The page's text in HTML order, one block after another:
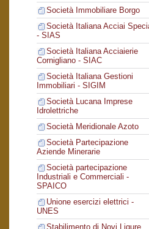
Società Immobiliare Borgo
Società Italiana Acciai
- SIAS
Società Italiana Acciaierie
Cornigliano - SIAC
Società Italiana Gestioni
Immobiliari - SIGIM
Società Lucana Imprese
Idrolettriche
Società Meridionale Azoto
Società Partecipazione
Aziende Minerarie
Società partecipazione
Industriali e Commerciali -
SPAICO
Unione esercizi elettrici -
UNES
Stabilimento di Novi Ligure